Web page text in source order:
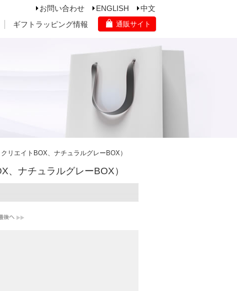
お問い合わせ ENGLISH
中文
ギフトラッピング情報 通販サイト
リエイトBOX、ナチュラルグレーBOX）
、ナチュラルグレーBOX）